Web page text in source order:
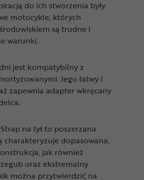
do ich stworzenia były
motocykle, których
są trudne i
warunki.
jest kompatybilny z
Jego łatwy i
zapewnia adapter wkręcany
na tył to poszerzana
charakteryzuje dopasowana,
jak również
oraz ekstremalny
można przytwierdzić na